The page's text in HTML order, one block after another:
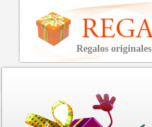
Regalos originales